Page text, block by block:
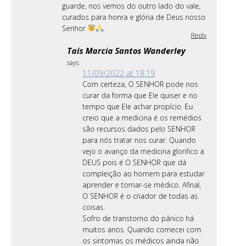
guarde, nos vemos do outro lado do vale,
curados para honra e glória de Deus nosso
Senhor
Reply
Taís Marcia Santos Wanderley
says:
11/09/2022 at 18:19
Com certeza, O SENHOR pode nos
curar da forma que Ele quiser e no
tempo que Ele achar propício. Eu
creio que a medicina é os remédios
são recursos dados pelo SENHOR
para nós tratar nos curar. Quando
vejo o avanço da medicina glorifico a
DEUS pois é O SENHOR que dá
compleição ao homem para estudar
aprender e tornar-se médico. Afinal,
O SENHOR é o criador de todas as
coisas.
Sofro de transtorno do pânico há
muitos anos. Quando comecei com
os sintomas os médicos ainda não